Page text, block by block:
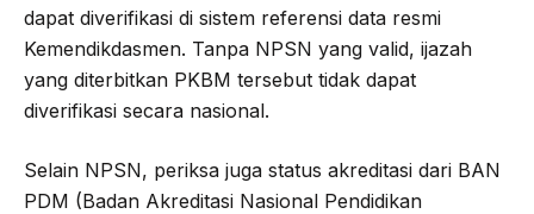
dapat diverifikasi di sistem referensi data resmi
Kemendikdasmen. Tanpa NPSN yang valid, ijazah
yang diterbitkan PKBM tersebut tidak dapat
diverifikasi secara nasional.
Selain NPSN, periksa juga status akreditasi dari BAN
PDM (Badan Akreditasi Nasional Pendidikan